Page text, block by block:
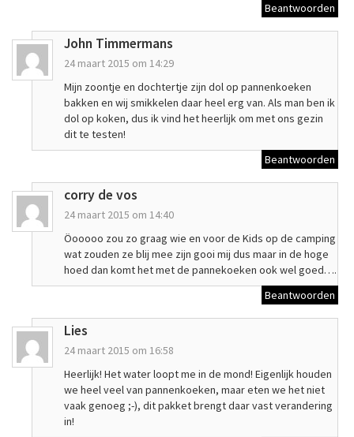
Beantwoorden
John Timmermans
24 maart 2015 om 14:29
Mijn zoontje en dochtertje zijn dol op pannenkoeken
bakken en wij smikkelen daar heel erg van. Als man ben ik
dol op koken, dus ik vind het heerlijk om met ons gezin
dit te testen!
Beantwoorden
corry de vos
24 maart 2015 om 14:40
Öooooo zou zo graag wie en voor de Kids op de camping
wat zouden ze blij mee zijn gooi mij dus maar in de hoge
hoed dan komt het met de pannekoeken ook wel goed….
Beantwoorden
Lies
24 maart 2015 om 16:58
Heerlijk! Het water loopt me in de mond! Eigenlijk houden
we heel veel van pannenkoeken, maar eten we het niet
vaak genoeg ;-), dit pakket brengt daar vast verandering
in!